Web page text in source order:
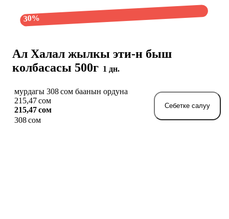
Ал Халал жылкы эти-н быш
колбасасы 500г 1 дн.
30%
мурдагы 308 сом баанын ордуна
215,47 сом
215,47 сом
308 сом
Себетке салуу